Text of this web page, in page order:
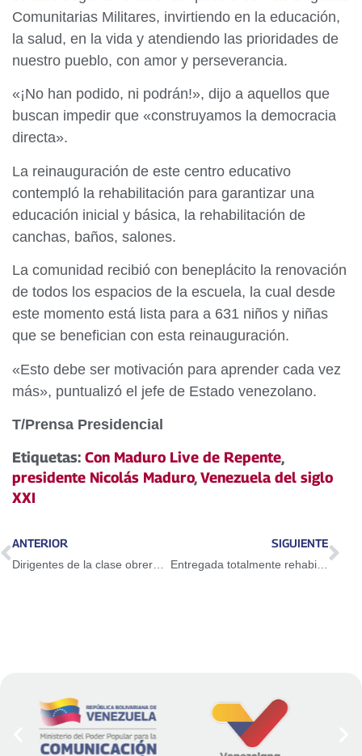
Comunitarias Militares, invirtiendo en la educación,
la salud, en la vida y atendiendo las prioridades de
nuestro pueblo, con amor y perseverancia.
«¡No han podido, ni podrán!», dijo a aquellos que
buscan impedir que «construyamos la democracia
directa».
La reinauguración de este centro educativo
contempló la rehabilitación para garantizar una
educación inicial y básica, la rehabilitación de
canchas, baños, salones.
La comunidad recibió con beneplácito la renovación
de todos los espacios de la escuela, la cual desde
este momento está lista para a 631 niños y niñas
que se benefician con esta reinauguración.
«Esto debe ser motivación para aprender cada vez
más», puntualizó el jefe de Estado venezolano.
T/Prensa Presidencial
Etiquetas: Con Maduro Live de Repente,
presidente Nicolás Maduro,Venezuela del siglo
XXI
ANTERIOR
Dirigentes de la clase obrera en Carabobo destacan legado del Comandante Chávez a 12 años de su siembra
SIGUIENTE
Entregada totalmente rehabilitada la Unidad Educativa Ciudad Cuatricentenaria en Caricuao